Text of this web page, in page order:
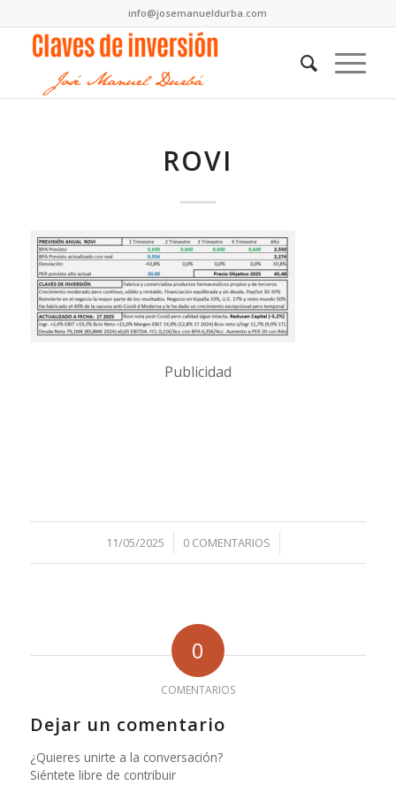
info@josemanueldurba.com
ROVI
Publicidad
11/05/2025
/ 0 COMENTARIOS
/
0
COMENTARIOS
Dejar un comentario
¿Quieres unirte a la conversación?
Siéntete libre de contribuir